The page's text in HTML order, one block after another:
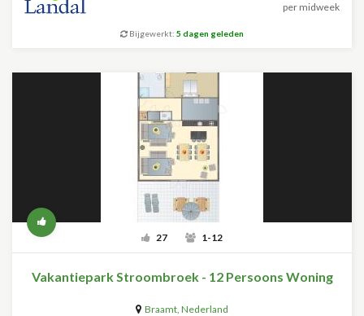
per midweek
Bijgewerkt: 5 dagen geleden
27 1-12
Vakantiepark Stroombroek - 12 Persoons Woning
Braamt, Nederland